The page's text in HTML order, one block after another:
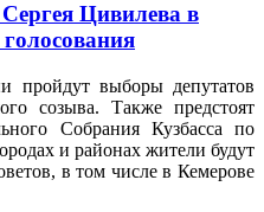
Цивилева в
пройдут выборы депутатов
созыва. Также предстоят
Собрания Кузбасса по
и районах жители будут
в том числе в Кемерове